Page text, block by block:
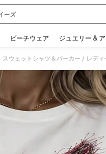
ーズ
ビーチウェア ジュエリー &
スウェットシャツ＆パーカー / レデ